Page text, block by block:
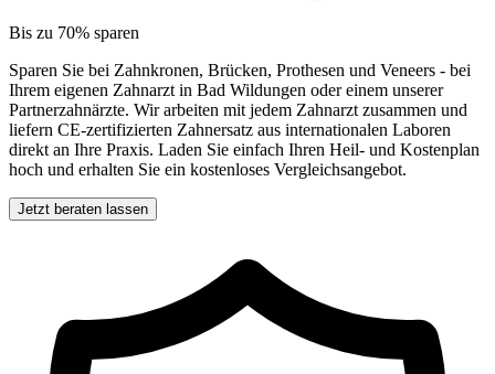
Bis zu 70% sparen
Sparen Sie bei Zahnkronen, Brücken, Prothesen und Veneers - bei
Ihrem eigenen Zahnarzt in Bad Wildungen oder einem unserer
Partnerzahnärzte. Wir arbeiten mit jedem Zahnarzt zusammen und
liefern CE-zertifizierten Zahnersatz aus internationalen Laboren
direkt an Ihre Praxis. Laden Sie einfach Ihren Heil- und Kostenplan
hoch und erhalten Sie ein kostenloses Vergleichsangebot.
Jetzt beraten lassen